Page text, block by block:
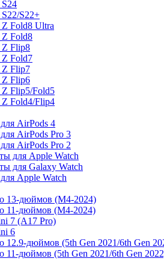
S22+
Fold8 Ultra
Fold8
Z Flip8
Fold7
Z Flip7
Z Flip6
Z Flip5/Fold5
Z Fold4/Flip4
AirPods 4
AirPods Pro 3
AirPods Pro 2
для Apple Watch
для Galaxy Watch
Apple Watch
13-дюймов (M4-2024)
11-дюймов (M4-2024)
7 (A17 Pro)
6
12.9-дюймов (5th Gen 2021/6th Gen
11-дюймов (5th Gen 2021/6th Gen